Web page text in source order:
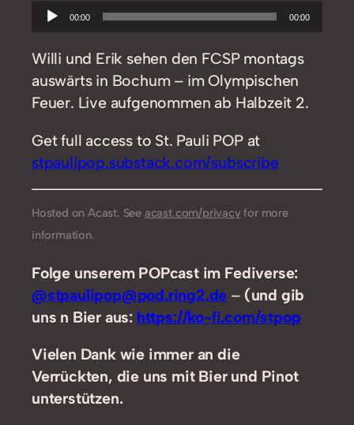
Audio-
Player
00:00 00:00
Willi und Erik sehen den FCSP montags
auswärts in Bochum – im Olympischen
Feuer. Live aufgenommen ab Halbzeit 2.
Get full access to St. Pauli POP at
stpaulipop.substack.com/subscribe
Hosted on Acast. See acast.com/privacy for more
information.
Folge unserem POPcast im Fediverse:
@stpaulipop@pod.ring2.de – (und gib
uns n Bier aus: https://ko-fi.com/stpop
Vielen Dank wie immer an die
Verrückten, die uns mit Bier und Pinot
unterstützen.